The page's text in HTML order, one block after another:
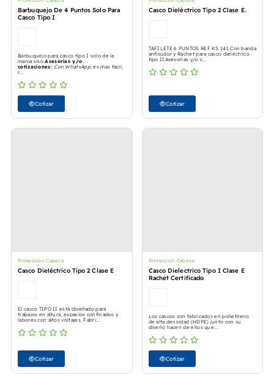
Barbuquejo De 4 Puntos Solo Para
Casco Tipo I
Barbuquejo para casco tipo I solo de la
marca siso.Asesorías y/o
cotizaciones: Con WhatsApp, es mas fácil,
r...
Cotizar
Casco Dieléctrico Tipo 2 Clase E.
TAFILETE 6 PUNTOS REF KS 141 Con banda
antisudor y Rachet para casco dieléctrico
tipo IIAsesorías y/o c...
Cotizar
Protección Cabeza
Casco Dieléctrico Tipo 2 Clase E
El casco TIPO II está diseñado para
trabajos en altura, espacios confinados y
labores con altos voltajes. Fabri...
Cotizar
Protección Cabeza
Casco Dielectrico Tipo I Clase E
Rachet Certificado
Los cascos son fabricados en polietileno
de alta densidad (HDPE) junto con su
diseño hacen de ellos que...
Cotizar